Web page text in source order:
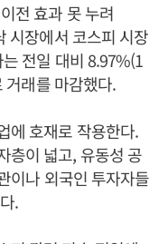
전 효과 못 누려
시장에서 코스피 시장
전일 대비 8.97%(1
래를 마감했다.
에 호재로 작용한다.
층이 넓고, 유동성 공
이나 외국인 투자자들
.